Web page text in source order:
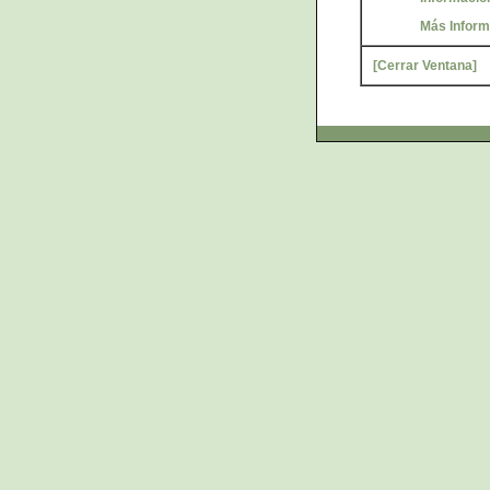
Más
[Cerrar Ventana]